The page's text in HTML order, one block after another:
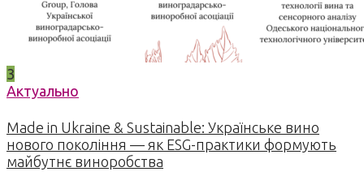
3
Актуально
Made in Ukraine & Sustainable: Українське вино
нового покоління — як ESG-практики формують
майбутнє виноробства